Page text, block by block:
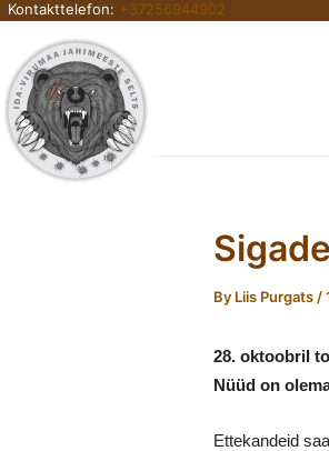
Skip
content
Kontakttelefon: +37256944902
By Liis Purgats /
28. oktoobril
Nüüd on
Ettekandeid